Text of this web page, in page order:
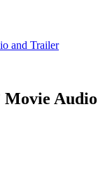
and Trailer
Movie